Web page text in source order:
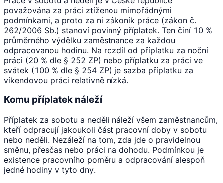
považována za práci ztíženou mimořádnými
podmínkami, a proto za ni zákoník práce (zákon č.
262/2006 Sb.) stanoví povinný příplatek. Ten činí 10 %
průměrného výdělku zaměstnance za každou
odpracovanou hodinu. Na rozdíl od příplatku za noční
práci (20 % dle § 252 ZP) nebo příplatku za práci ve
svátek (100 % dle § 254 ZP) je sazba příplatku za
víkendovou práci relativně nízká.
Komu příplatek náleží
Příplatek za sobotu a neděli náleží všem zaměstnancům,
kteří odpracují jakoukoli část pracovní doby v sobotu
nebo neděli. Nezáleží na tom, zda jde o pravidelnou
směnu, přesčas nebo práci na dohodu. Podmínkou je
existence pracovního poměru a odpracování alespoň
jedné hodiny v tyto dny.